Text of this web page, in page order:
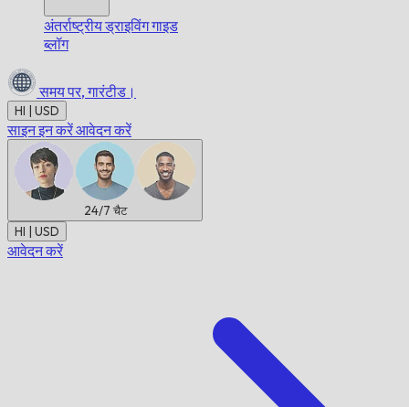
अंतर्राष्ट्रीय ड्राइविंग गाइड
ब्लॉग
समय पर, गारंटीड।
HI | USD
साइन इन करेंआवेदन करें
24/7 चैट
HI | USD
आवेदन करें